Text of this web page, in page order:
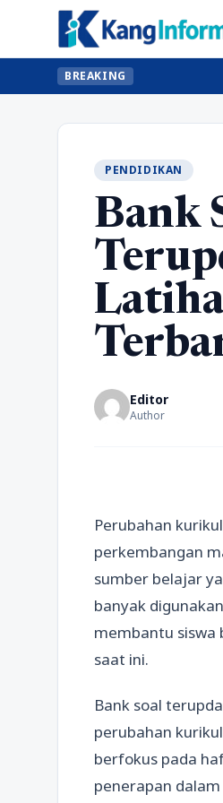
BREAKING
PENDIDIKAN
Bank
Editor
Author
Perubahan
perkembangan
sumber belajar
banyak
membantu siswa
saat ini.
Bank soal
perubahan
berfokus pada
penerapan